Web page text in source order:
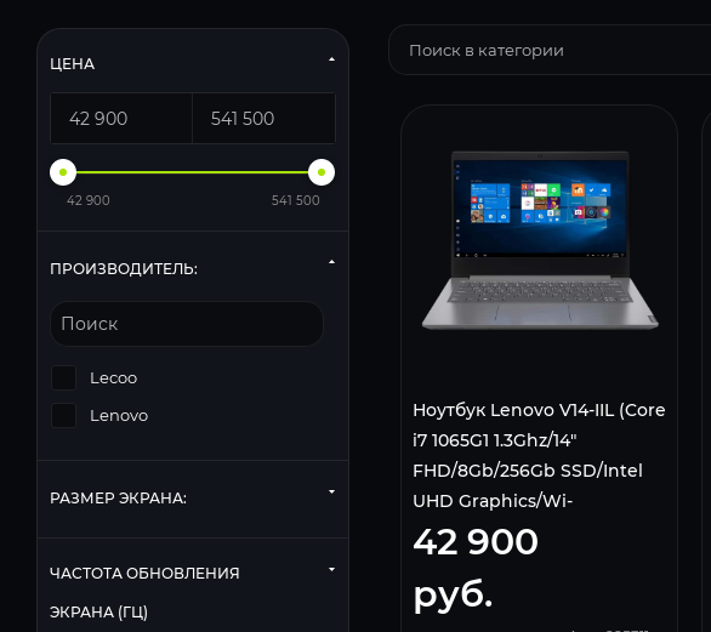
Ноутбук Lenovo V14-IIL (Core
i7 1065G1 1.3Ghz/14"
FHD/8Gb/256Gb SSD/Intel
UHD Graphics/Wi-
Fi/Bluetooth/Win 10 Pro)
82C400S6RU, Grey
42 900
руб.
ЦЕНА
42 900 541 500
ПРОИЗВОДИТЕЛЬ:
Lecoo
Lenovo
РАЗМЕР ЭКРАНА:
ЧАСТОТА ОБНОВЛЕНИЯ
ЭКРАНА (ГЦ)